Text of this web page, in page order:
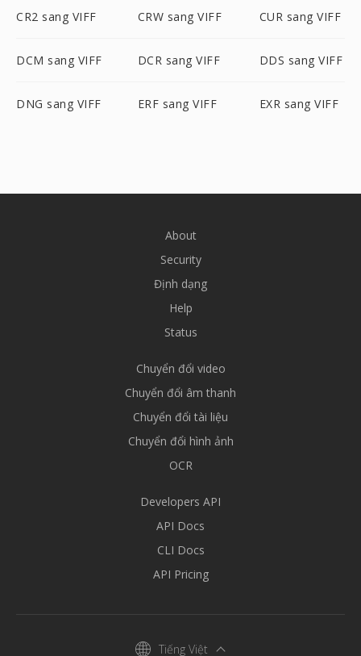
CR2 sang VIFF CRW sang VIFF CUR sang VIFF
DCM sang VIFF DCR sang VIFF DDS sang VIFF
DNG sang VIFF ERF sang VIFF EXR sang VIFF
About
Security
Định dạng
Help
Status
Chuyển đổi video
Chuyển đổi âm thanh
Chuyển đổi tài liệu
Chuyển đổi hình ảnh
OCR
Developers API
API Docs
CLI Docs
API Pricing
Tiếng Việt